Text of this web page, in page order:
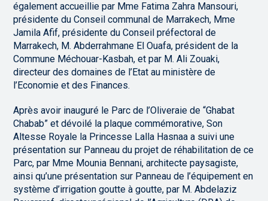
également accueillie par Mme Fatima Zahra Mansouri,
présidente du Conseil communal de Marrakech, Mme
Jamila Afif, présidente du Conseil préfectoral de
Marrakech, M. Abderrahmane El Ouafa, président de la
Commune Méchouar-Kasbah, et par M. Ali Zouaki,
directeur des domaines de l’Etat au ministère de
l’Economie et des Finances.
Après avoir inauguré le Parc de l’Oliveraie de “Ghabat
Chabab” et dévoilé la plaque commémorative, Son
Altesse Royale la Princesse Lalla Hasnaa a suivi une
présentation sur Panneau du projet de réhabilitation de ce
Parc, par Mme Mounia Bennani, architecte paysagiste,
ainsi qu’une présentation sur Panneau de l’équipement en
système d’irrigation goutte à goutte, par M. Abdelaziz